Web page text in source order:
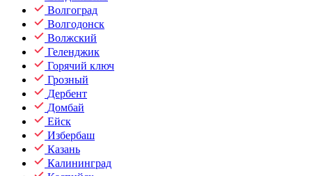
Волгоград
Волгодонск
Волжский
Геленджик
Горячий ключ
Грозный
Дербент
Домбай
Ейск
Избербаш
Казань
Калининград